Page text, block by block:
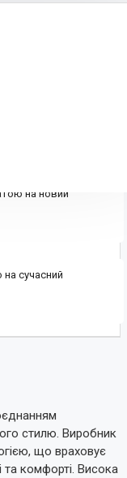
на новий
на сучасний
стилю. Виробник
що враховує
та комфорті. Висока